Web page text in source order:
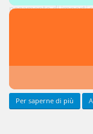
pagamento di importi
circolari o degli
Per saperne di più